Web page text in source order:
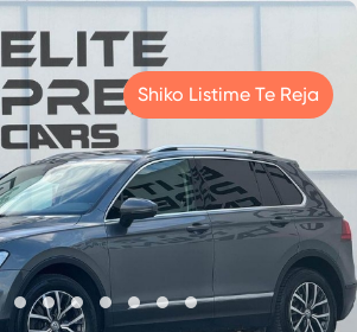
Shiko Listime Te Reja